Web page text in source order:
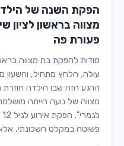
הפקת השנה של
מצווה בראשון
פעורת פה
סודות להפקת בת מצווה
עולה, הלחץ מתחיל,
הרגע הזה שבו הילדה
מצווה של נועה הייתה
פשוטה במקלט השכונתי,